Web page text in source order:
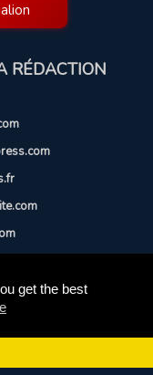
get the best
RÉDACTION
et passion.